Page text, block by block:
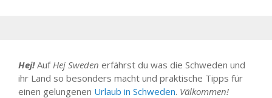
Hej!AufHej Sweden erfährst du was die Schweden und
ihr Land so besonders macht und praktische Tipps für
einen gelungenen Urlaub in Schweden. Välkommen!